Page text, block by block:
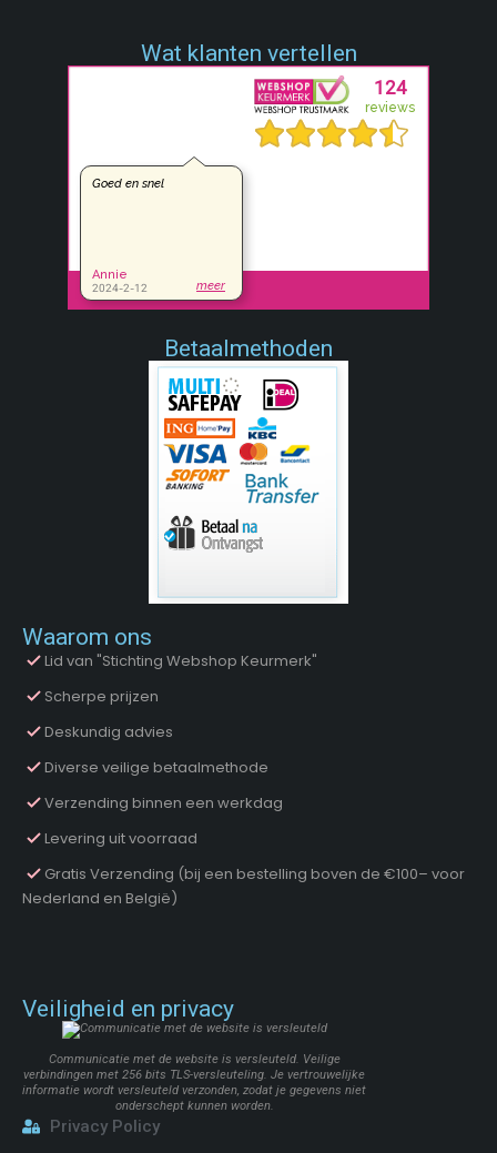
Wat klanten vertellen
Betaalmethoden
Waarom ons
Lid van "Stichting Webshop Keurmerk"
Scherpe prijzen
Deskundig advies
Diverse veilige betaalmethode
Verzending binnen een werkdag
Levering uit voorraad
Gratis Verzending (bij een bestelling boven de €100– voor
Nederland en België)
Veiligheid en privacy
Communicatie met de website is versleuteld. Veilige
verbindingen met 256 bits TLS-versleuteling. Je vertrouwelijke
informatie wordt versleuteld verzonden, zodat je gegevens niet
onderschept kunnen worden.
Privacy Policy